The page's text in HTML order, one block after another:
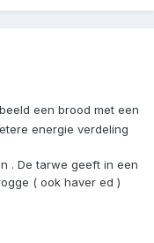
een brood met een
energie verdeling
. De tarwe geeft in een
( ook haver ed )